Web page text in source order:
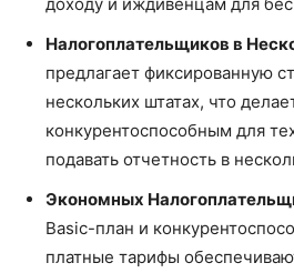
Налогоплательщиков в
предлагает фиксированную
нескольких штатах, что
конкурентоспособным для
подавать отчетность в
Экономных
Basic-план и
платные тарифы